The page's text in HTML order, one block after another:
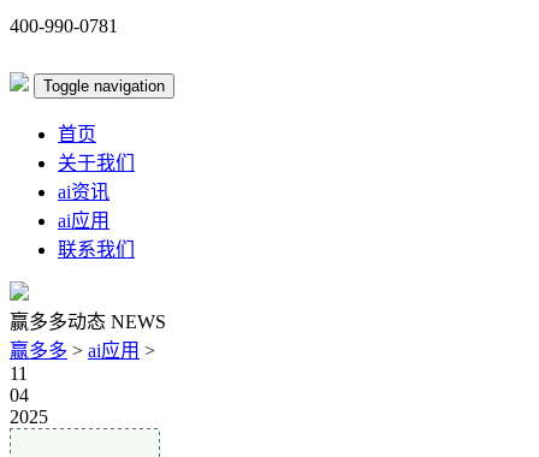
400-990-0781
Toggle navigation
首页
关于我们
ai资讯
ai应用
联系我们
赢多多动态 NEWS
赢多多 > ai应用 >
11
04
2025